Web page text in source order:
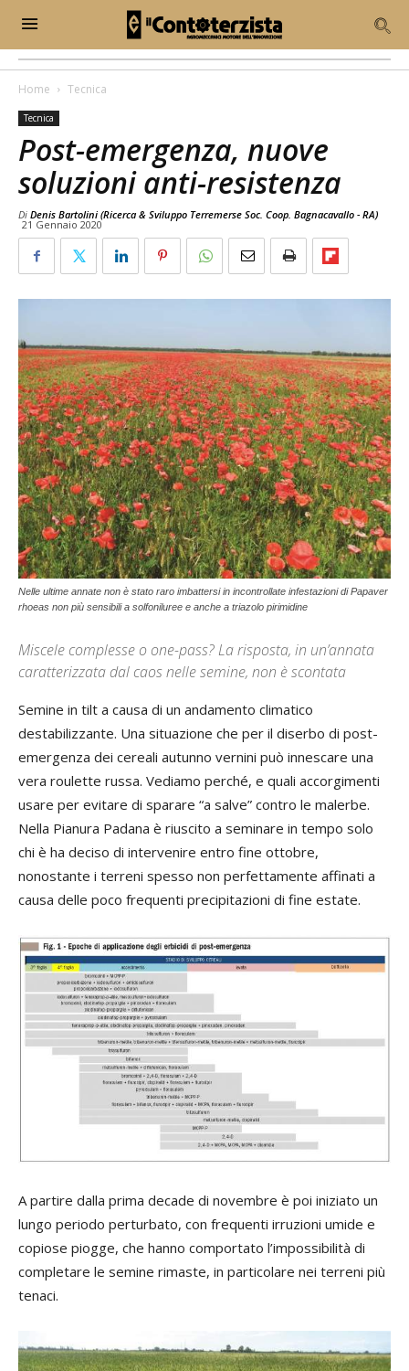
Home Tecnica
Tecnica
Post-emergenza, nuove
soluzioni anti-resistenza
Di Denis Bartolini (Ricerca & Sviluppo Terremerse Soc. Coop. Bagnacavallo - RA)
21 Gennaio 2020
Nelle ultime annate non è stato raro imbattersi in incontrollate infestazioni di Papaver
rhoeas non più sensibili a solfoniluree e anche a triazolo pirimidine
Miscele complesse o one-pass? La risposta, in un’annata
caratterizzata dal caos nelle semine, non è scontata
Semine in tilt a causa di un andamento climatico
destabilizzante. Una situazione che per il diserbo di post-
emergenza dei cereali autunno vernini può innescare una
vera roulette russa. Vediamo perché, e quali accorgimenti
usare per evitare di sparare “a salve” contro le malerbe.
Nella Pianura Padana è riuscito a seminare in tempo solo
chi è ha deciso di intervenire entro fine ottobre,
nonostante i terreni spesso non perfettamente affinati a
causa delle poco frequenti precipitazioni di fine estate.
A partire dalla prima decade di novembre è poi iniziato un
lungo periodo perturbato, con frequenti irruzioni umide e
copiose piogge, che hanno comportato l’impossibilità di
completare le semine rimaste, in particolare nei terreni più
tenaci.